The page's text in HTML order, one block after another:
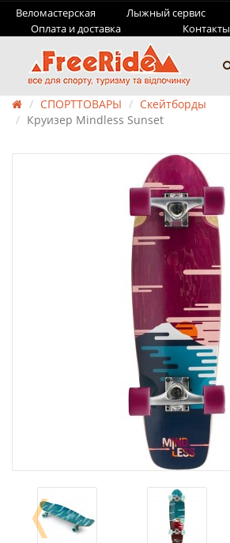
Веломастерская Лыжный сервис
Оплата и доставка
Контакты
СПОРТТОВАРЫ
Скейтборды
Круизер Mindless Sunset
❬